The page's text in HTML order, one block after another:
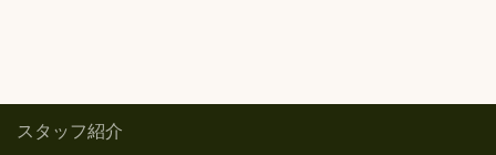
スタッフ紹介